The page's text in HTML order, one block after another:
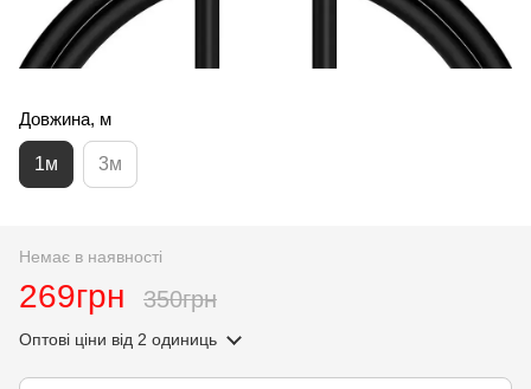
Довжина, м
1м 3м
Немає в наявності
269грн 350грн
Оптові ціни від 2 одиниць